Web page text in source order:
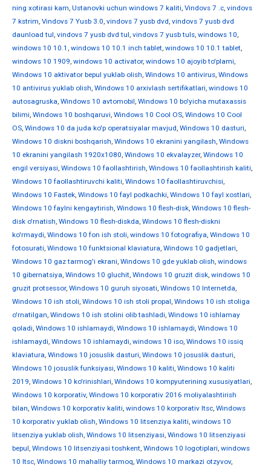
ning xotirasi kam, Ustanovki uchun windows 7 kaliti, Vindovs 7 .c, vindovs
7 kstrim, Vindovs 7 Yusb 3.0, vindovs 7 yusb dvd, vindovs 7 yusb dvd
daunload tul, vindovs 7 yusb dvd tul, vindovs 7 yusb tuls, windows 10,
windows 10 10.1 , windows 10 10.1 inch tablet, windows 10 10.1 tablet,
windows 10 1909, windows 10 activator, windows 10 ajoyib to'plami,
Windows 10 aktivator bepul yuklab olish, Windows 10 antivirus, Windows
10 antivirus yuklab olish, Windows 10 arxivlash sertifikatlari, windows 10
autosagruska, Windows 10 avtomobil, Windows 10 bo'yicha mutaxassis
bilimi, Windows 10 boshqaruvi, Windows 10 Cool OS, Windows 10 Cool
OS, Windows 10 da juda ko'p operatsiyalar mavjud, Windows 10 dasturi,
Windows 10 diskni boshqarish, Windows 10 ekranini yangilash, Windows
10 ekranini yangilash 1920x1080, Windows 10 ekvalayzer, Windows 10
engil versiyasi, Windows 10 faollashtirish, Windows 10 faollashtirish kaliti,
Windows 10 faollashtiruvchi kaliti, Windows 10 faollashtiruvchisi,
Windows 10 Fastek, Windows 10 fayl podkachki, Windows 10 fayl xostlari,
Windows 10 faylni kengaytirish, Windows 10 flesh-disk, Windows 10 flesh-
disk o'rnatish, Windows 10 flesh-diskda, Windows 10 flesh-diskni
ko'rmaydi, Windows 10 fon ish stoli, windows 10 fotografiya, Windows 10
fotosurati, Windows 10 funktsional klaviatura, Windows 10 gadjetlari,
Windows 10 gaz tarmog'i ekrani, Windows 10 gde yuklab olish, windows
10 gibernatsiya, Windows 10 gluchit, Windows 10 gruzit disk, windows 10
gruzit protsessor, Windows 10 guruh siyosati, Windows 10 Internetda,
Windows 10 ish stoli, Windows 10 ish stoli propal, Windows 10 ish stoliga
o'rnatilgan, Windows 10 ish stolini olib tashladi, Windows 10 ishlamay
qoladi, Windows 10 ishlamaydi, Windows 10 ishlamaydi, Windows 10
ishlamaydi, Windows 10 ishlamaydi, windows 10 iso, Windows 10 issiq
klaviatura, Windows 10 josuslik dasturi, Windows 10 josuslik dasturi,
Windows 10 josuslik funksiyasi, Windows 10 kaliti, Windows 10 kaliti
2019, Windows 10 ko'rinishlari, Windows 10 kompyuterining xususiyatlari,
Windows 10 korporativ, Windows 10 korporativ 2016 moliyalashtirish
bilan, Windows 10 korporativ kaliti, windows 10 korporativ ltsc, Windows
10 korporativ yuklab olish, Windows 10 litsenziya kaliti, windows 10
litsenziya yuklab olish, Windows 10 litsenziyasi, Windows 10 litsenziyasi
bepul, Windows 10 litsenziyasi toshkent, Windows 10 logotiplari, windows
10 ltsc, Windows 10 mahalliy tarmoq, Windows 10 markazi otzyvov,